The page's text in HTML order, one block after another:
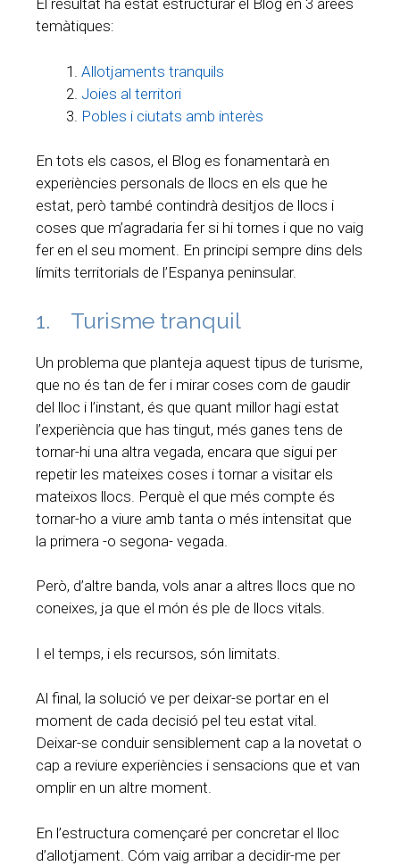
El resultat ha estat estructurar el Blog en 3 àrees
temàtiques:
Allotjaments tranquils
Joies al territori
Pobles i ciutats amb interès
En tots els casos, el Blog es fonamentarà en
experiències personals de llocs en els que he
estat, però també contindrà desitjos de llocs i
coses que m’agradaria fer si hi tornes i que no vaig
fer en el seu moment. En principi sempre dins dels
límits territorials de l’Espanya peninsular.
1. Turisme tranquil
Un problema que planteja aquest tipus de turisme,
que no és tan de fer i mirar coses com de gaudir
del lloc i l’instant, és que quant millor hagi estat
l’experiència que has tingut, més ganes tens de
tornar-hi una altra vegada, encara que sigui per
repetir les mateixes coses i tornar a visitar els
mateixos llocs. Perquè el que més compte és
tornar-ho a viure amb tanta o més intensitat que
la primera -o segona- vegada.
Però, d’altre banda, vols anar a altres llocs que no
coneixes, ja que el món és ple de llocs vitals.
I el temps, i els recursos, són limitats.
Al final, la solució ve per deixar-se portar en el
moment de cada decisió pel teu estat vital.
Deixar-se conduir sensiblement cap a la novetat o
cap a reviure experiències i sensacions que et van
omplir en un altre moment.
En l’estructura començaré per concretar el lloc
d’allotjament. Cóm vaig arribar a decidir-me per